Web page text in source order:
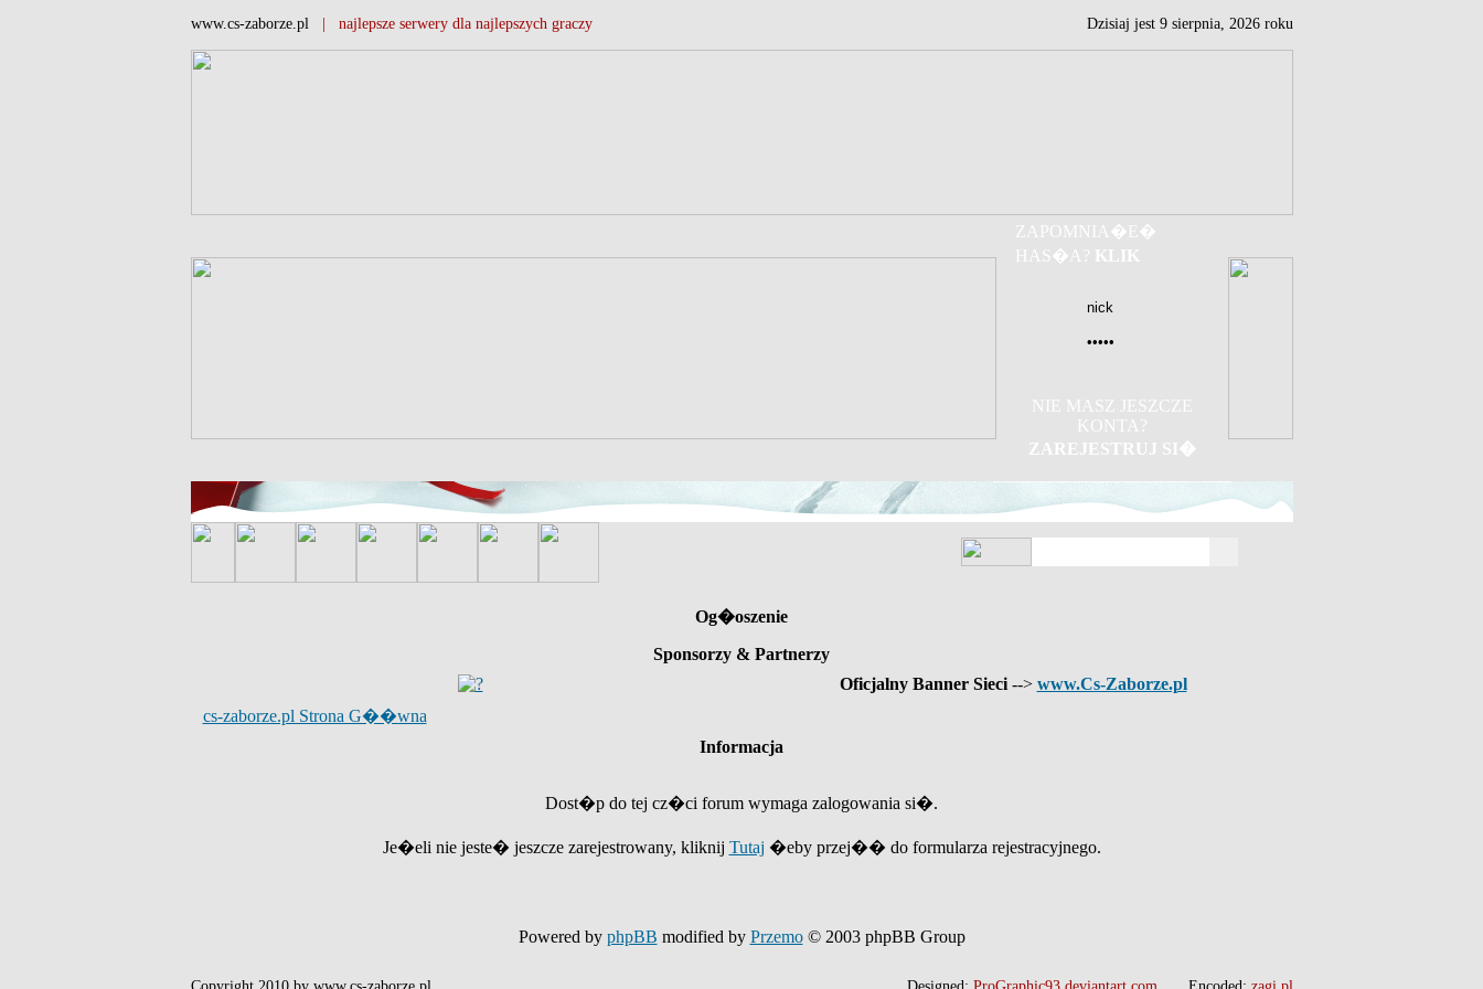
www.cs-zaborze.pl | najlepsze serwery dla najlepszych graczy Dzisiaj jest 9 sierpnia, 2026 roku
ZAPOMNIA�E�
HAS�A? KLIK
NIE MASZ JESZCZE
KONTA?
ZAREJESTRUJ SI�
Og�oszenie
Sponsorzy & Partnerzy
Oficjalny Banner Sieci --> www.Cs-Zaborze.pl
cs-zaborze.pl Strona G��wna
Informacja
Dost�p do tej cz�ci forum wymaga zalogowania si�.
Je�eli nie jeste� jeszcze zarejestrowany, kliknij Tutaj �eby przej�� do formularza rejestracyjnego.
Powered by phpBB modified by Przemo© 2003 phpBB Group